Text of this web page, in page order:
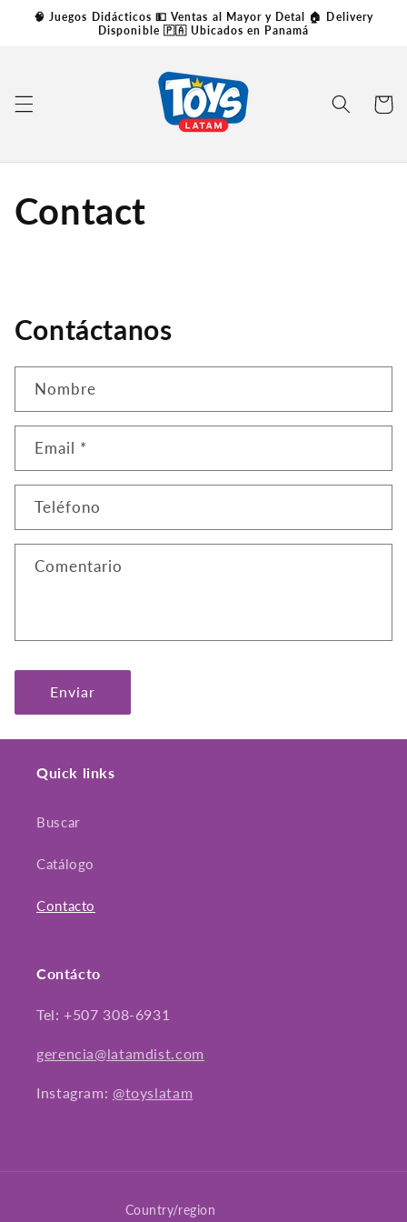
Skip to
🧠 Juegos Didácticos 💵 Ventas al Mayor y Detal 🏠 Delivery
Disponible 🇵🇦 Ubicados en Panamá
Carrito
Contact
Contáctanos
Nombre
Email *
Teléfono
Comentario
Enviar
Quick links
Buscar
Catálogo
Contacto
Contácto
Tel: +507 308-6931
gerencia@latamdist.com
Instagram: @toyslatam
Country/region